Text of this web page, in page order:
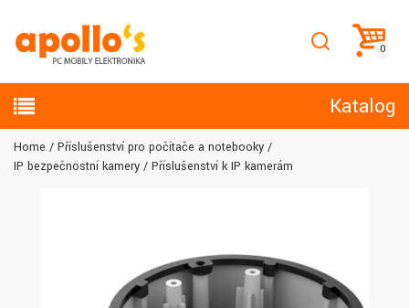
Katalog
Home
Příslušenství pro počítače a notebooky
IP bezpečnostní kamery
Příslušenství k IP kamerám